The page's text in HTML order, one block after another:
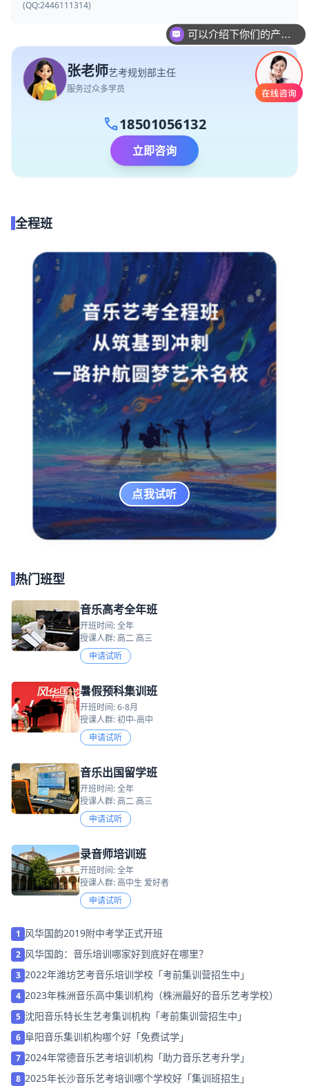
(QQ:2446111314)
张老师艺考规划部主任
服务过众多学员
call18501056132
立即咨询
全程班
点我试听
热门班型
音乐高考全年班
开班时间: 全年
授课人群: 高二 高三
申请试听
暑假预科集训班
开班时间: 6-8月
授课人群: 初中-高中
申请试听
音乐出国留学班
开班时间: 全年
授课人群: 高二 高三
申请试听
录音师培训班
开班时间: 全年
授课人群: 高中生 爱好者
申请试听
1 风华国韵2019附中考学正式开班
2 风华国韵：音乐培训哪家好到底好在哪里？
3 2022年潍坊艺考音乐培训学校「考前集训营招生中」
4 2023年株洲音乐高中集训机构（株洲最好的音乐艺考学校）
5 沈阳音乐特长生艺考集训机构「考前集训营招生中」
6 阜阳音乐集训机构哪个好「免费试学」
7 2024年常德音乐艺考培训机构「助力音乐艺考升学」
8 2025年长沙音乐艺考培训哪个学校好「集训班招生」
可以介绍下你们的产品么